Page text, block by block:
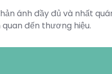
ánh đầy đủ và nhất
đến thương hiệu.